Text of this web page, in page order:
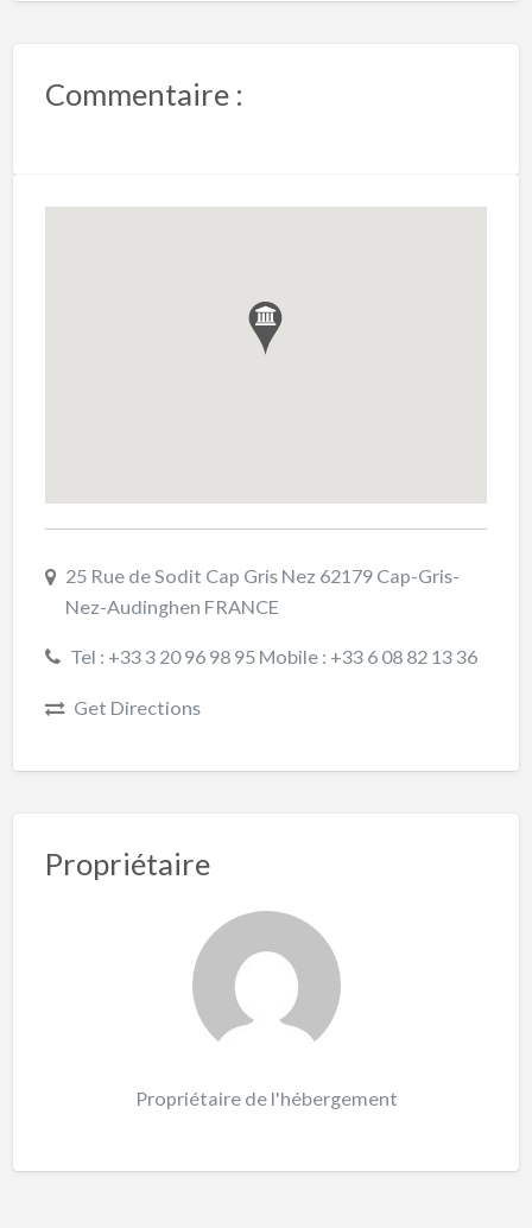
Commentaire :
25 Rue de Sodit Cap Gris Nez 62179 Cap-Gris-
Nez-Audinghen FRANCE
Tel : +33 3 20 96 98 95 Mobile : +33 6 08 82 13 36
Get Directions
Propriétaire
Propriétaire de l'hébergement